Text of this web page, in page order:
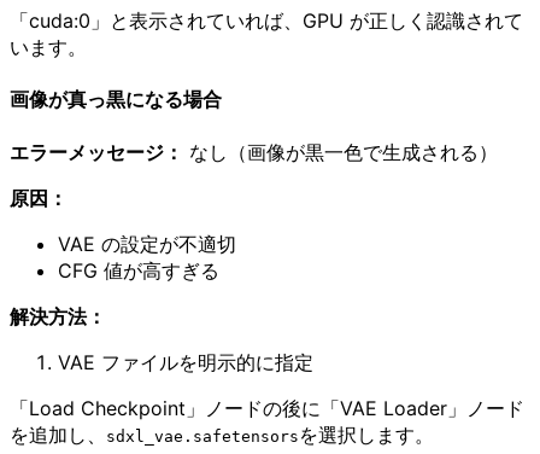
「cuda:0」と表示されていれば、GPU が正しく認識されて
います。
画像が真っ黒になる場合
エラーメッセージ： なし（画像が黒一色で生成される）
原因：
VAE の設定が不適切
CFG 値が高すぎる
解決方法：
VAE ファイルを明示的に指定
「Load Checkpoint」ノードの後に「VAE Loader」ノード
を追加し、
sdxl_vae.safetensors を選択します。